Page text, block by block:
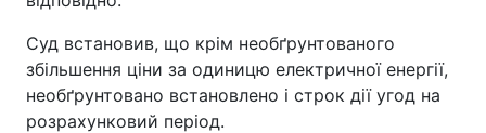
Суд встановив, що крім необґрунтованого
збільшення ціни за одиницю електричної енергії,
необґрунтовано встановлено і строк дії угод на
розрахунковий період.